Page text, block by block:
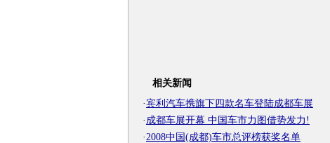
相关新闻
·宾利汽车携旗下四款名车登陆成都车展
· 成都车展开幕 中国车市力图借势发力!
·2008中国(成都)车市总评榜获奖名单